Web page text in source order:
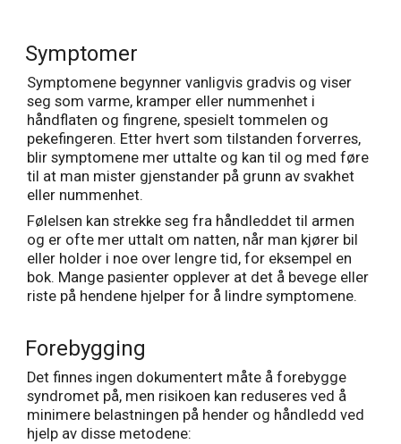
Symptomer
Symptomene begynner vanligvis gradvis og viser
seg som varme, kramper eller nummenhet i
håndflaten og fingrene, spesielt tommelen og
pekefingeren. Etter hvert som tilstanden forverres,
blir symptomene mer uttalte og kan til og med føre
til at man mister gjenstander på grunn av svakhet
eller nummenhet.
Følelsen kan strekke seg fra håndleddet til armen
og er ofte mer uttalt om natten, når man kjører bil
eller holder i noe over lengre tid, for eksempel en
bok. Mange pasienter opplever at det å bevege eller
riste på hendene hjelper for å lindre symptomene.
Forebygging
Det finnes ingen dokumentert måte å forebygge
syndromet på, men risikoen kan reduseres ved å
minimere belastningen på hender og håndledd ved
hjelp av disse metodene: